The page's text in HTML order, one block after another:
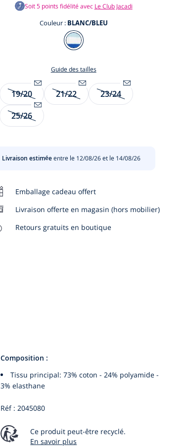
Soit5points fidélité avec Le Club Jacadi
Couleur : BLANC/BLEU
Couleur
BLANC/BLEU
Guide des tailles
Taille
Être
alerté(e)
par
l’article
nouveau
disponible
:
19/20
Être
l’article
nouveau
disponible
:
21/22
Être
l’article
:
23/24
Être
email
sera
de
nouveau
:
25/26
Livraison estiméeentre le 12/08/26 et le 14/08/26
Emballage cadeau offert
Livraison offerte en magasin (hors mobilier)
Retours gratuits en boutique
Composition :
Tissu principal: 73% coton - 24% polyamide -
3% elasthane
Réf : 2045080
Ce produit peut-être recyclé.
En savoir plus